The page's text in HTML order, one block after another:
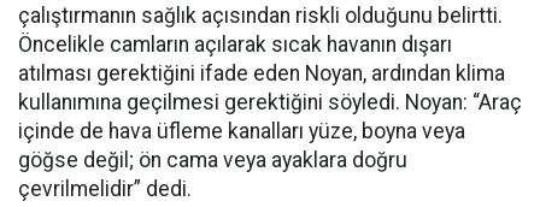
çalıştırmanın sağlık açısından riskli olduğunu belirtti.
Öncelikle camların açılarak sıcak havanın dışarı
atılması gerektiğini ifade eden Noyan, ardından klima
kullanımına geçilmesi gerektiğini söyledi. Noyan: “Araç
içinde de hava üfleme kanalları yüze, boyna veya
göğse değil; ön cama veya ayaklara doğru
çevrilmelidir” dedi.